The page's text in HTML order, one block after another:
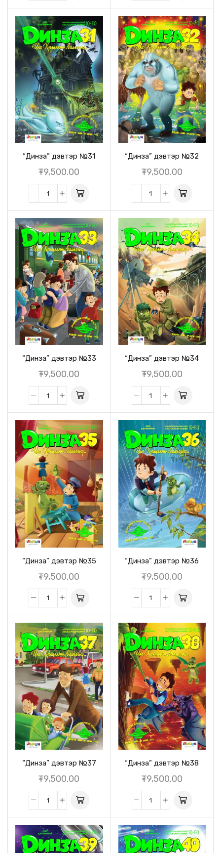
“Динза” дэвтэр №31
₮9,500.00
“Динза” дэвтэр №32
₮9,500.00
“Динза” дэвтэр №33
₮9,500.00
“Динза” дэвтэр №34
₮9,500.00
“Динза” дэвтэр №35
₮9,500.00
“Динза” дэвтэр №36
₮9,500.00
“Динза” дэвтэр №37
₮9,500.00
“Динза” дэвтэр №38
₮9,500.00